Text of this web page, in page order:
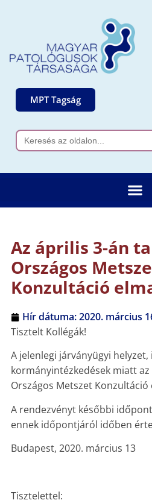
MPT Tagság
Search
for:
Az április 3-án
Országos
Konzultáció
Hír dátuma:2020. március
Tisztelt Kollégák!
A jelenlegi járványügyi helyzet,
kormányintézkedések miatt
Országos Metszet Konzultáció
A rendezvényt későbbi
ennek időpontjáról időben
Budapest, 2020. március 13
Tisztelettel: